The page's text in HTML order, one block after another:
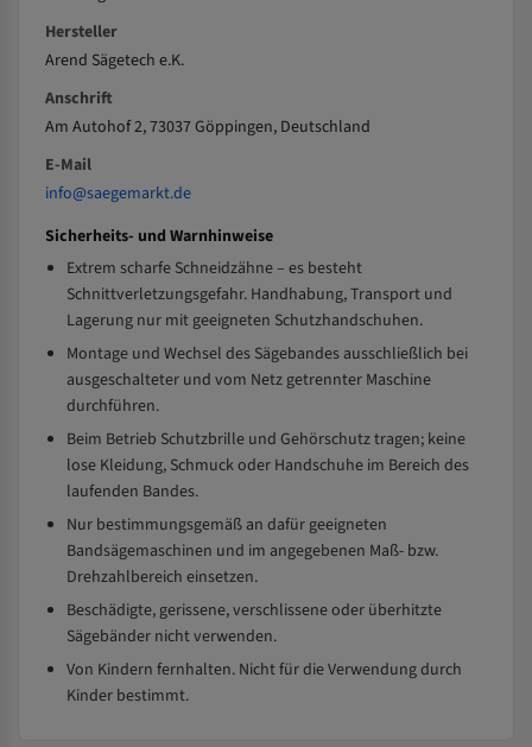
Hersteller
Arend Sägetech e.K.
Anschrift
Am Autohof 2, 73037 Göppingen, Deutschland
E-Mail
info@saegemarkt.de
Sicherheits- und Warnhinweise
Extrem scharfe Schneidzähne – es besteht
Schnittverletzungsgefahr. Handhabung, Transport und
Lagerung nur mit geeigneten Schutzhandschuhen.
Montage und Wechsel des Sägebandes ausschließlich bei
ausgeschalteter und vom Netz getrennter Maschine
durchführen.
Beim Betrieb Schutzbrille und Gehörschutz tragen; keine
lose Kleidung, Schmuck oder Handschuhe im Bereich des
laufenden Bandes.
Nur bestimmungsgemäß an dafür geeigneten
Bandsägemaschinen und im angegebenen Maß- bzw.
Drehzahlbereich einsetzen.
Beschädigte, gerissene, verschlissene oder überhitzte
Sägebänder nicht verwenden.
Von Kindern fernhalten. Nicht für die Verwendung durch
Kinder bestimmt.